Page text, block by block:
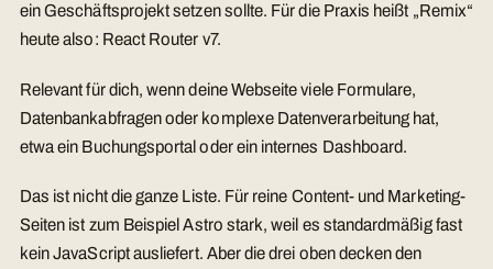
ein Geschäftsprojekt setzen sollte. Für die Praxis heißt „Remix“
heute also: React Router v7.
Relevant für dich, wenn deine Webseite viele Formulare,
Datenbankabfragen oder komplexe Datenverarbeitung hat,
etwa ein Buchungsportal oder ein internes Dashboard.
Das ist nicht die ganze Liste. Für reine Content- und Marketing-
Seiten ist zum Beispiel Astro stark, weil es standardmäßig fast
kein JavaScript ausliefert. Aber die drei oben decken den